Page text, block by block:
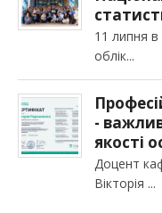
11 липня в
облік
-
якості
Доцент
Вікторія